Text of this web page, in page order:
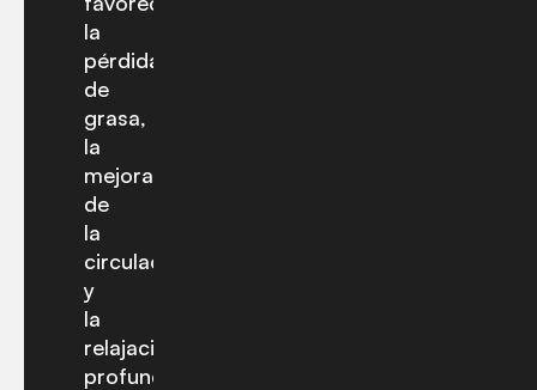
la
pérdida
de
grasa,
la
mejora
de
la
circulación
y
la
relajación
profunda